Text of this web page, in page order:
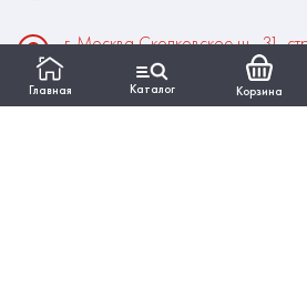
Главная Каталог Корзина
г. Москва Сколковское ш., 31,
помещение 22)
Время работы: